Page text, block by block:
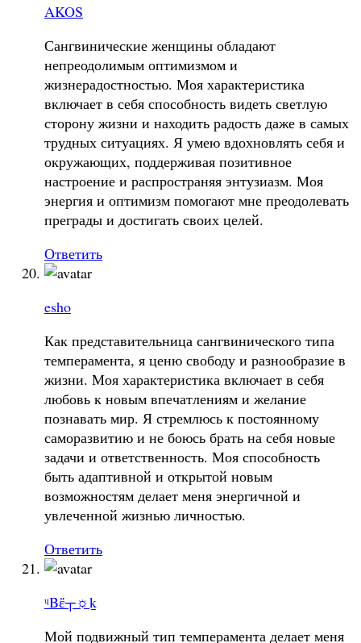
AKOS
Сангвинические женщины обладают
непреодолимым оптимизмом и
жизнерадостностью. Моя характеристика
включает в себя способность видеть светлую
сторону жизни и находить радость даже в самых
трудных ситуациях. Я умею вдохновлять себя и
окружающих, поддерживая позитивное
настроение и распространяя энтузиазм. Моя
энергия и оптимизм помогают мне преодолевать
преграды и достигать своих целей.
Ответить
esho
Как представительница сангвинического типа
темперамента, я ценю свободу и разнообразие в
жизни. Моя характеристика включает в себя
любовь к новым впечатлениям и желание
познавать мир. Я стремлюсь к постоянному
саморазвитию и не боюсь брать на себя новые
задачи и ответственность. Моя способность
быть адаптивной и открытой новым
возможностям делает меня энергичной и
увлеченной жизнью личностью.
Ответить
ᶣḂἕ┬☼ḵ
Мой подвижный тип темперамента делает меня